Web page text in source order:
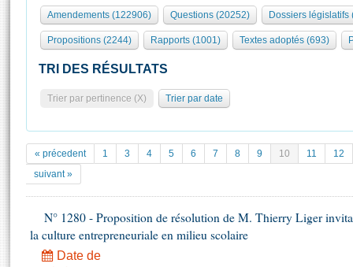
577 députés
Groupes politiques
Commissions et autres organes
Europe et International
Pétitions
Documents parlementaires
Projets de loi
Propositions de loi
Amendements
Textes adoptés
Organisation de l'Assemblée
Présidence Conférence des Présidents Bureau Collège des
Statistiques et chiffres clés
Documents de référence
( Constitution | Règlement de l'Assemblée ... )
Histoire
Juniors
Visite virtuelle du palais Bourbon
Assister à une séance
La Bibliothèque
Les archives
Photos libres de droit
Amendements (122906) Questions (20252) Dossiers législatifs
Propositions (2244) Rapports (1001) Textes adoptés (693)
TRI DES RÉSULTATS
Trier par pertinence (X) Trier par date
« précedent 1 3 4 5 6 7 8 9 10 11
12
suivant »
N° 1280 - Proposition de résolution de M. Thierry Liger
la culture entrepreneuriale en milieu scolaire
Date de